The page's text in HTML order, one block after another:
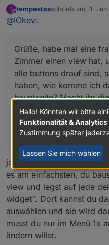
T
Offline
tempestasschrieb am 11.
zuletzt editiert von
@IOkev:
Grüße, habe mal eine
Zimmer einen view hat,
alle buttons drauf sind,
haben, wie komme ich
hauptseite? Macht ihr
auch oder wie ist das
blicke noch nicht so
ja, entweder du nutzt ein
es am einfachsten, du
view und legst auf jede
widget". Dort kannst du
auswählen und sie wird
musst du nur im Menü 1x
ändern willst.
Hallo! Könnten wir bitte
Funktionalität & Analytics
Zustimmung später
Lassen Sie mich wählen